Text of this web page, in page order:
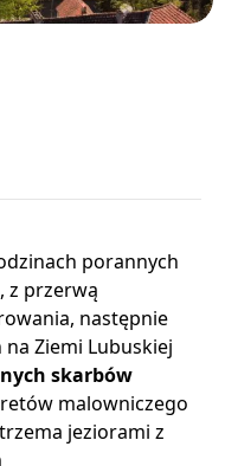
porannych
, z przerwą
następnie
Ziemi Lubuskiej
skarbów
malowniczego
jeziorami z